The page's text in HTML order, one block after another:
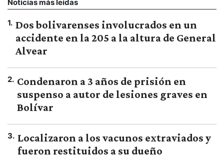
Noticias más leídas
1. Dos bolivarenses involucrados en un
accidente en la 205 a la altura de General
Alvear
2. Condenaron a 3 años de prisión en
suspenso a autor de lesiones graves en
Bolívar
3. Localizaron a los vacunos extraviados y
fueron restituidos a su dueño